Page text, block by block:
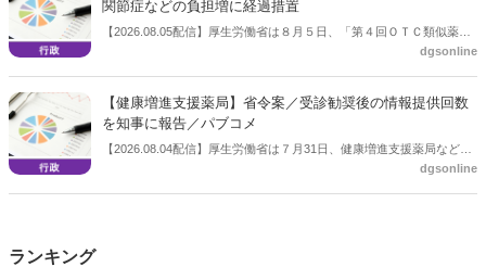
関節症などの負担増に経過措置
【2026.08.05配信】厚生労働省は８月５日、「第４回ＯＴＣ類似薬の
保険給付の見直しの実施に向けた技術的検討会」を開催。「中間とり
会等に報告し、令和８年秋頃を目途に結論を得る予定。
dgsonline
【健康増進支援薬局】省令案／受診勧奨後の情報提供回数
を知事に報告／パブコメ
【2026.08.04配信】厚生労働省は７月31日、健康増進支援薬局などに
関する省令案を示し、パブコメを開始した。受診勧奨を行った後に、
dgsonline
ランキング